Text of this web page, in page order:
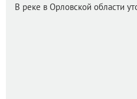
В реке в Орловской области